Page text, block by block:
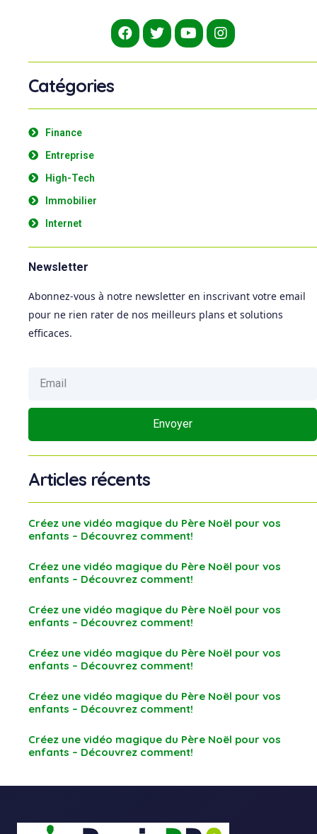
Catégories
Finance
Entreprise
High-Tech
Immobilier
Internet
Newsletter
Abonnez-vous à notre newsletter en inscrivant votre email
pour ne rien rater de nos meilleurs plans et solutions
efficaces.
Envoyer
Articles récents
Créez une vidéo magique du Père Noël pour vos
enfants – Découvrez comment!
Créez une vidéo magique du Père Noël pour vos
enfants – Découvrez comment!
Créez une vidéo magique du Père Noël pour vos
enfants – Découvrez comment!
Créez une vidéo magique du Père Noël pour vos
enfants – Découvrez comment!
Créez une vidéo magique du Père Noël pour vos
enfants – Découvrez comment!
Créez une vidéo magique du Père Noël pour vos
enfants – Découvrez comment!